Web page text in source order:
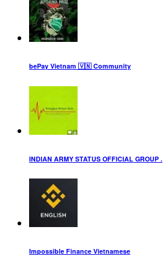
bePay Vietnam 🇻🇳 Community
INDIAN ARMY STATUS OFFICIAL GROUP .
Impossible Finance Vietnamese